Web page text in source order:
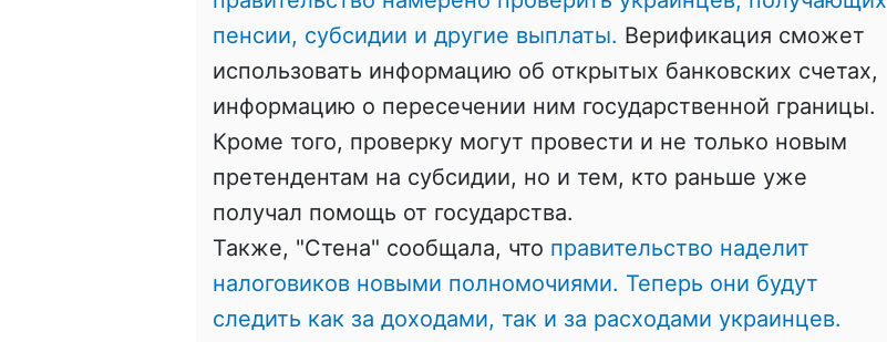
пенсии, субсидии и другие выплаты. Верификация сможет
использовать информацию об открытых банковских счетах,
информацию о пересечении ним государственной границы.
Кроме того, проверку могут провести и не только новым
претендентам на субсидии, но и тем, кто раньше уже
получал помощь от государства.
Также, "Стена" сообщала, что правительство наделит
налоговиков новыми полномочиями. Теперь они будут
следить как за доходами, так и за расходами украинцев.